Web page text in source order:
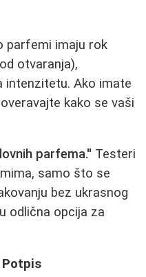
parfemi imaju rok
otvaranja),
intenzitetu. Ako imate
kako se vaši
parfema." Testeri
samo što se
bez ukrasnog
odlična opcija za